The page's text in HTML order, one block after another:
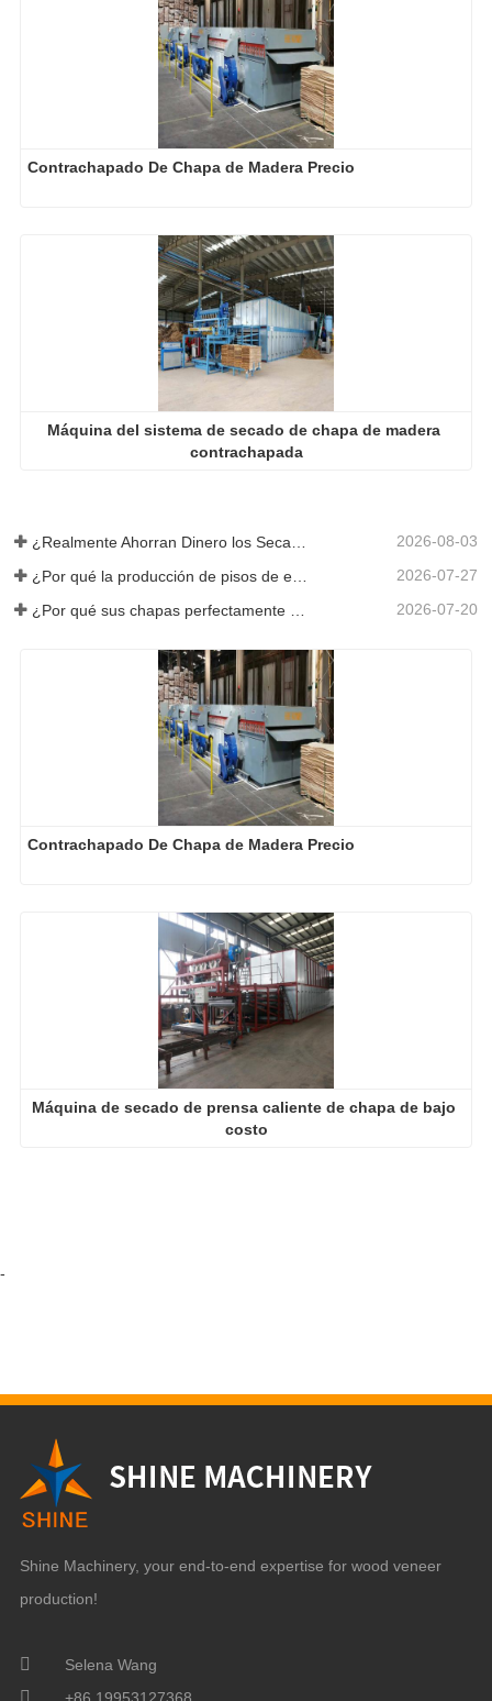
Contrachapado De Chapa de Madera Precio
Máquina del sistema de secado de chapa de madera
contrachapada
2026-08-03
2026-07-27
¿Por qué sus chapas perfectamente secadas se rehumedecen? 2026-07-20
Contrachapado De Chapa de Madera Precio
Máquina de secado de prensa caliente de chapa de bajo
costo
-
Shine Machinery, your end-to-end expertise for wood veneer
production!
Selena Wang